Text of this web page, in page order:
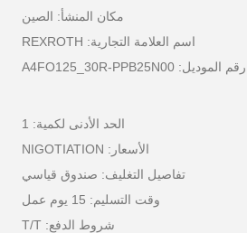
مكان المنشأ: الصين
اسم العلامة التجارية: REXROTH
رقم الموديل: A4FO125_30R-PPB25N00
الحد الأدنى لكمية: 1
الأسعار: NIGOTIATION
تفاصيل التغليف: صندوق قياسي
وقت التسليم: 15 يوم عمل
شروط الدفع: T/T